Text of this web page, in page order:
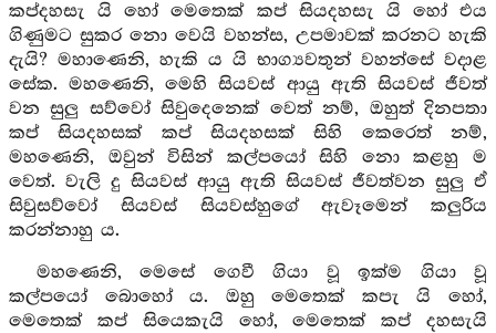
කප්දහසැ යි හෝ මෙතෙක් කප් සියදහසැ යි හෝ එය
ගිණුමට සුකර නො වෙයි වහන්ස, උපමාවක් කරනට හැකි
දැයි? මහාණෙනි, හැකි ය යි භාග්‍යවතුන් වහන්සේ වදාළ
සේක. මහණෙනි, මෙහි සියවස් ආයු ඇති සියවස් ජීවත්
වන සුලු සව්වෝ සිවුදෙනෙක් වෙත් නම්, ඔහුත් දිනපතා
කප් සියදහසක් කප් සියදහසක් සිහි කෙරෙත් නම්,
මහණෙනි, ඔවුන් විසින් කල්පයෝ සිහි නො කළහු ම
වෙත්. වැලි දු සියවස් ආයු ඇති සියවස් ජීවත්වන සුලු ඒ
සිවුසව්වෝ සියවස් සියවස්හුගේ ඇවෑමෙන් කලුරිය
කරන්නාහු ය.
මහණෙනි, මෙසේ ගෙවී ගියා වූ ඉක්ම ගියා වූ
කල්පයෝ බොහෝ ය. ඔහු මෙතෙක් කපැ යි හෝ,
මෙතෙක් කප් සියෙකැයි හෝ, මෙතෙක් කප් දහසැයි